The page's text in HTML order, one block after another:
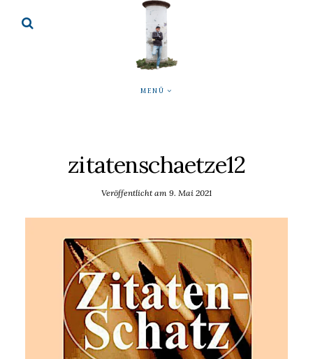
MENÜ
zitatenschaetze12
Veröffentlicht am 9. Mai 2021